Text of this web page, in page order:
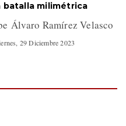
batalla milimétrica
Álvaro Ramírez Velasco
29 Diciembre 2023